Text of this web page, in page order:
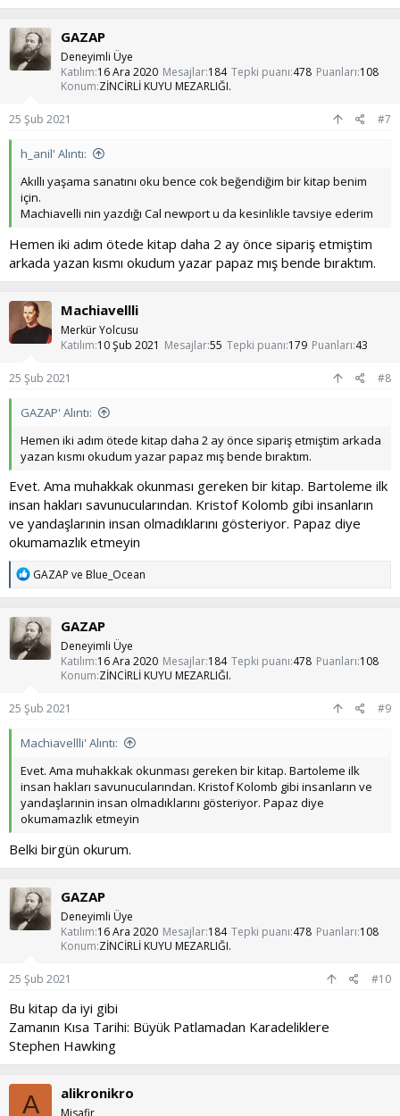
GAZAP
Deneyimli Üye
Katılım 16 Ara 2020 Mesajlar 184 Tepki puanı 478 Puanları 108
Konum ZİNCİRLİ KUYU MEZARLIĞI.
25 Şub 2021 #7
h_anil' Alıntı:
Akıllı yaşama sanatını oku bence cok beğendiğim bir kitap benim
için.
Machiavelli nin yazdığı Cal newport u da kesinlikle tavsiye ederim
Hemen iki adım ötede kitap daha 2 ay önce sipariş etmiştim
arkada yazan kısmı okudum yazar papaz mış bende bıraktım.
Machiavellli
Merkür Yolcusu
Katılım 10 Şub 2021 Mesajlar55 Tepki puanı 179 Puanları 43
25 Şub 2021 #8
GAZAP' Alıntı:
Hemen iki adım ötede kitap daha 2 ay önce sipariş etmiştim arkada
yazan kısmı okudum yazar papaz mış bende bıraktım.
Evet. Ama muhakkak okunması gereken bir kitap. Bartoleme ilk
insan hakları savunucularından. Kristof Kolomb gibi insanların
ve yandaşlarınin insan olmadıklarını gösteriyor. Papaz diye
okumamazlık etmeyin
T
p
k
i
l
e
GAZAP ve Blue_Ocean
GAZAP
Deneyimli Üye
Katılım 16 Ara 2020 Mesajlar 184 Tepki puanı 478 Puanları 108
Konum ZİNCİRLİ KUYU MEZARLIĞI.
25 Şub 2021 #9
Machiavellli' Alıntı:
Evet. Ama muhakkak okunması gereken bir kitap. Bartoleme ilk
insan hakları savunucularından. Kristof Kolomb gibi insanların ve
yandaşlarınin insan olmadıklarını gösteriyor. Papaz diye
okumamazlık etmeyin
Belki birgün okurum.
GAZAP
Deneyimli Üye
Katılım 16 Ara 2020 Mesajlar 184 Tepki puanı 478 Puanları 108
Konum ZİNCİRLİ KUYU MEZARLIĞI.
25 Şub 2021 #10
Bu kitap da iyi gibi
Zamanın Kısa Tarihi: Büyük Patlamadan Karadeliklere
Stephen Hawking
A alikronikro
Misafir